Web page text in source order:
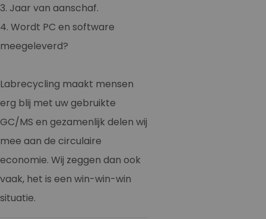
3. Jaar van aanschaf.
4. Wordt PC en software
meegeleverd?
Labrecycling maakt mensen
erg blij met uw gebruikte
GC/MS en gezamenlijk delen wij
mee aan de circulaire
economie. Wij zeggen dan ook
vaak, het is een win-win-win
situatie.